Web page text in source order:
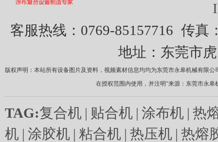
客服热线：0769-85157716 传真
地址：东莞市
版权声明：本站所有设备图片及资料，视频素材信息均均为东莞市永皋机械有限
在授权范围内使用，并注明“来源：东莞市永
TAG:复合机 | 贴合机 | 涂布机 | 热
机 | 涂胶机 | 粘合机 | 热压机 | 热熔